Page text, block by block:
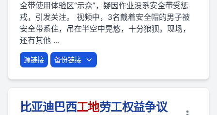
全带使用体验区“示众”，疑因作业没系安全带受惩
戒，引发关注。 视频中，3名戴着安全帽的男子被
安全带系住，吊在半空中晃悠，十分狼狈。现场，
还有其他 ...
源链接 备份链接
比亚迪巴西工地劳工权益争议